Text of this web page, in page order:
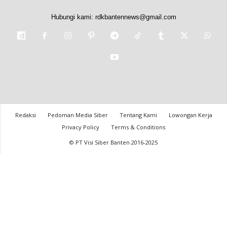
Hubungi kami: rdkbantennews@gmail.com
Redaksi Pedoman Media Siber Tentang Kami
Lowongan Kerja
Privacy Policy
Terms & Conditions
© PT Visi Siber Banten 2016-2025